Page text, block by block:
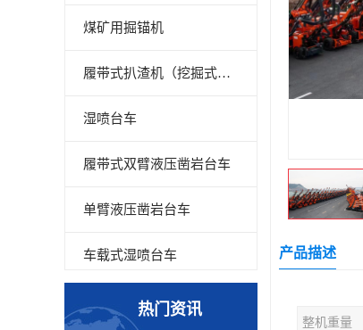
煤矿用掘锚机
履带式扒渣机（挖掘式装载机）
湿喷台车
履带式双臂液压凿岩台车
单臂液压凿岩台车
车载式湿喷台车
多臂凿岩台车热门资讯
产品描述
整机重量